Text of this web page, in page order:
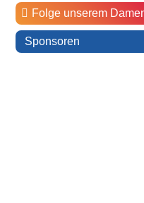
Folge unserem
Sponsoren